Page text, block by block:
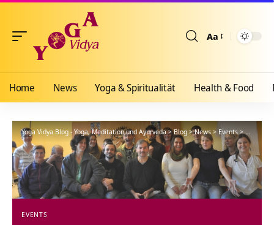
Aa
Home News Yoga & Spiritualität Health & Food
Yoga Vidya Blog - Yoga, Meditation und Ayurveda>Blog >News> Events >Die
EVENTS